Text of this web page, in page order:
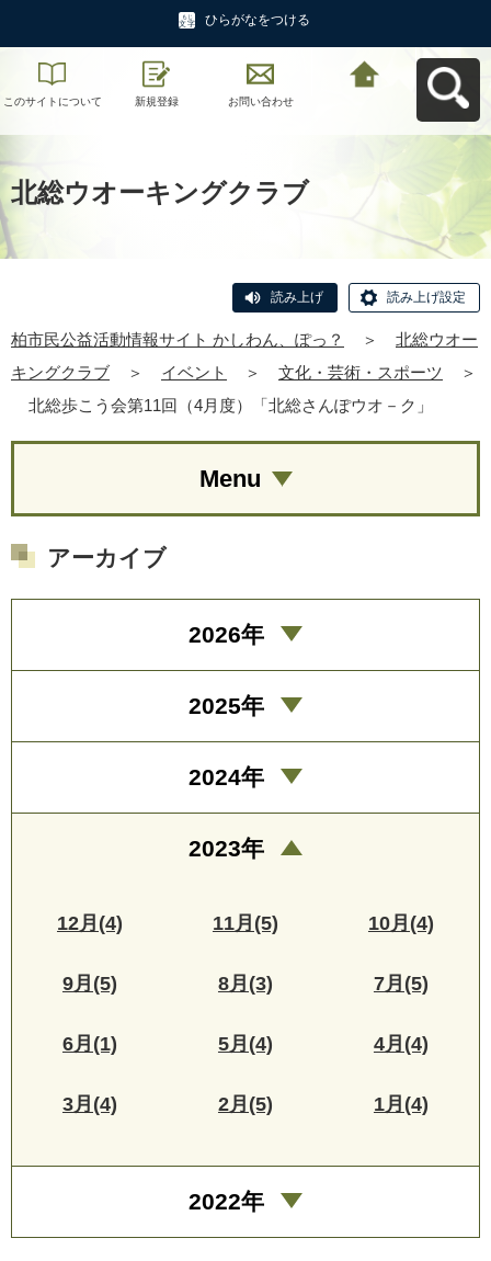
ひらがなをつける
このサイトについて 新規登録 お問い合わせ
北総ウオーキングクラブ
読み上げ 読み上げ設定
柏市民公益活動情報サイト かしわん、ぽっ？ ＞
北総ウオー
キングクラブ
＞ イベント ＞ 文化・芸術・スポーツ
＞
北総歩こう会第11回（4月度）「北総さんぽウオ－ク」
Menu
アーカイブ
2026年
2025年
2024年
2023年
12月(4) 11月(5) 10月(4)
9月(5) 8月(3) 7月(5)
6月(1) 5月(4) 4月(4)
3月(4) 2月(5) 1月(4)
2022年